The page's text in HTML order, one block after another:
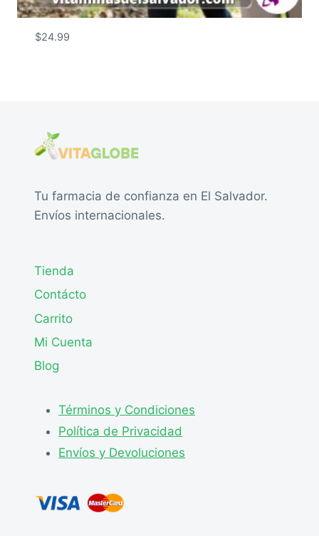
$24.99
Tu farmacia de confianza en El Salvador.
Envíos internacionales.
Tienda
Contácto
Carrito
Mi Cuenta
Blog
Términos y Condiciones
Política de Privacidad
Envíos y Devoluciones